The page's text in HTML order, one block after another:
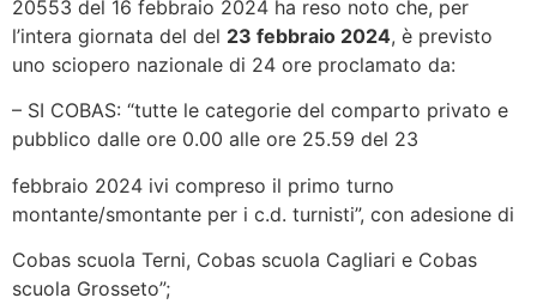
20553 del 16 febbraio 2024 ha reso noto che, per
l’intera giornata del del 23 febbraio 2024, è previsto
uno sciopero nazionale di 24 ore proclamato da:
– SI COBAS: “tutte le categorie del comparto privato e
pubblico dalle ore 0.00 alle ore 25.59 del 23
febbraio 2024 ivi compreso il primo turno
montante/smontante per i c.d. turnisti”, con adesione di
Cobas scuola Terni, Cobas scuola Cagliari e Cobas
scuola Grosseto”;